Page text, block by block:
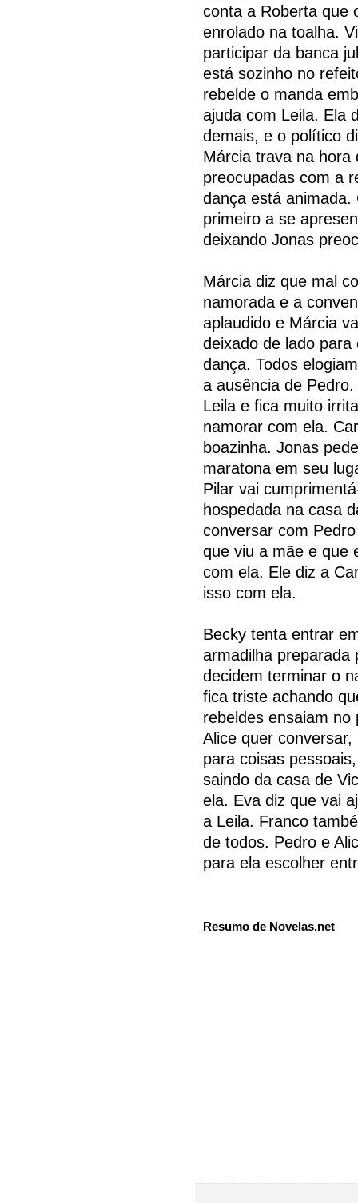
conta a Roberta que
enrolado na toalha.
participar da banca
está sozinho no
rebelde o manda
ajuda com Leila. Ela
demais, e o político
Márcia trava na hora
preocupadas com a
dança está
primeiro a se
deixando Jonas
Márcia diz que mal
namorada e a
aplaudido e Márcia
deixado de lado
dança. Todos
a ausência de
Leila e fica muito
namorar com ela.
boazinha. Jonas
maratona em seu
Pilar vai
hospedada na casa
conversar com
que viu a mãe e que
com ela. Ele diz a
isso com ela.
Becky tenta entrar
armadilha preparada
decidem terminar o
fica triste achando
rebeldes ensaiam
Alice quer
para coisas
saindo da casa de
ela. Eva diz que vai
a Leila. Franco
de todos. Pedro e
para ela escolher
Resumo de Novelas.net